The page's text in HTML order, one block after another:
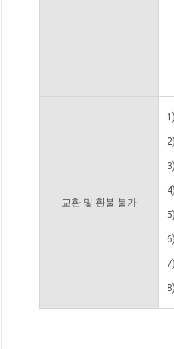
교환 및 환불 불가